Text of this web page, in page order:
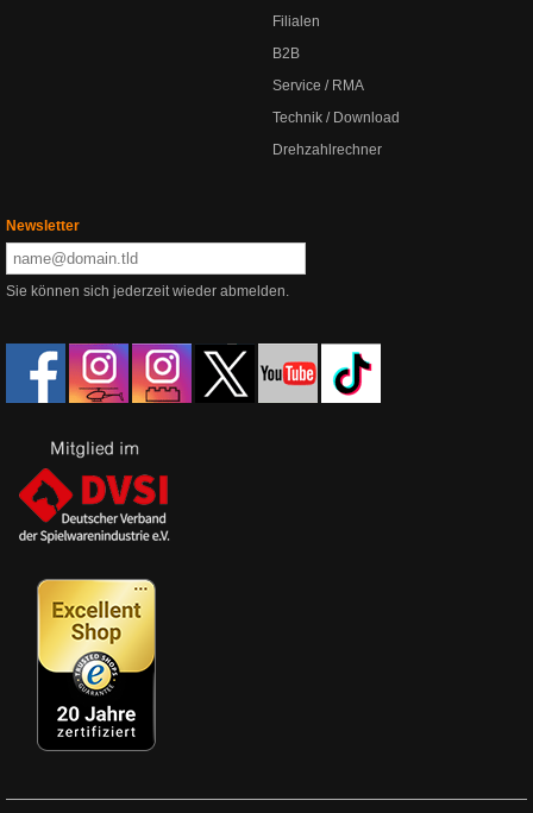
Filialen
B2B
Service / RMA
Technik / Download
Drehzahlrechner
Newsletter
Sie können sich jederzeit wieder abmelden.